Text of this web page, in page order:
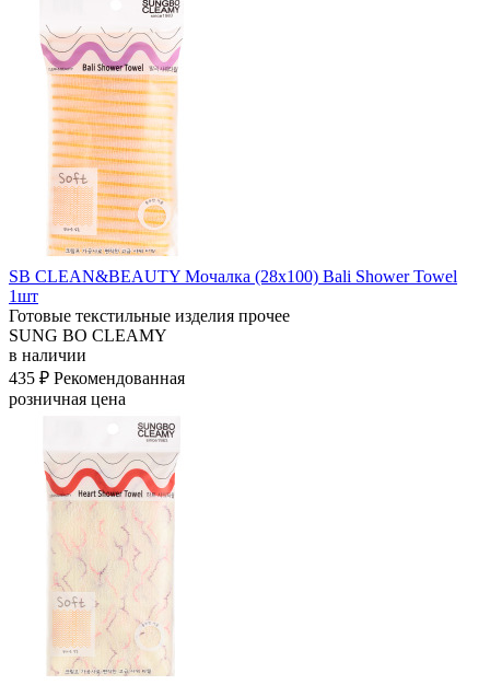
SB CLEAN&BEAUTY Мочалка (28х100) Bali Shower Towel
1шт
Готовые текстильные изделия прочее
SUNG BO CLEAMY
в наличии
435 ₽ Рекомендованная
розничная цена